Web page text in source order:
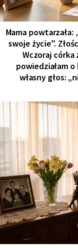
Mama
swoje życie".
Wczoraj córka
powiedziałam o
własny głos: